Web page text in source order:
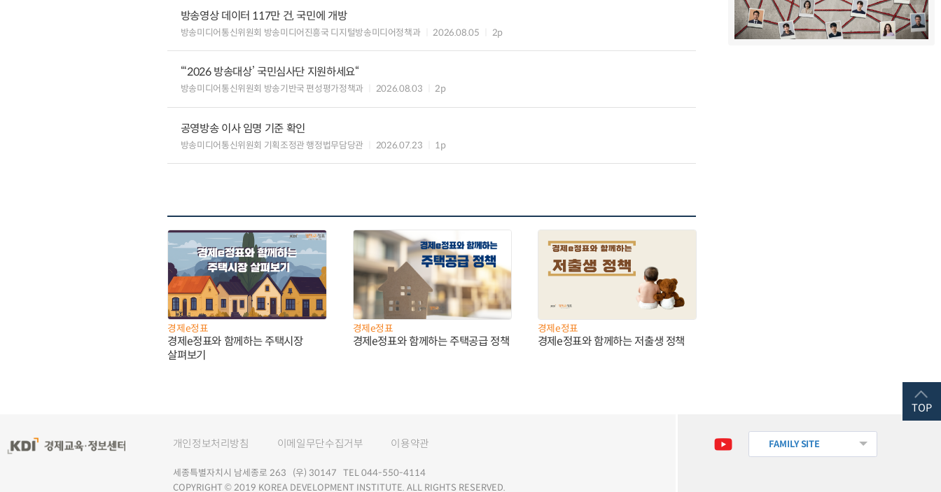
방송영상 데이터 117만 건, 국민에 개방
방송미디어통신위원회 방송미디어진흥국 디지털방송미디어정책과 2026.08.05 2p
“‘2026 방송대상’ 국민심사단 지원하세요“
방송미디어통신위원회 방송기반국 편성평가정책과 2026.08.03 2p
공영방송 이사 임명 기준 확인
방송미디어통신위원회 기획조정관 행정법무담당관 2026.07.23 1p
경제e정표
경제e정표와 함께하는 주택시장
살펴보기
경제e정표
경제e정표와 함께하는 주택공급 정책
경제e정표
경제e정표와 함께하는 저출생 정책
FAMILY SITE
개인정보처리방침 이메일무단수집거부 이용약관
세종특별자치시 남세종로 263 (우) 30147 TEL 044-550-4114
COPYRIGHT © 2019 KOREA DEVELOPMENT INSTITUTE. ALL RIGHTS RESERVED.
TOP